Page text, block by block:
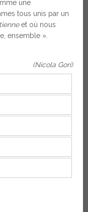
une
tous unis par un
et où nous
ensemble ».
(Nicola Gori)